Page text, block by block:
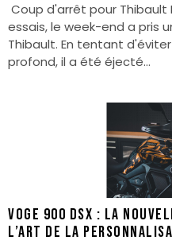
Coup d'arrêt pour Thibault
essais, le week-end a pris
Thibault. En tentant
profond, il a été éjecté...
Voge 900 DSX : La
l’art de la